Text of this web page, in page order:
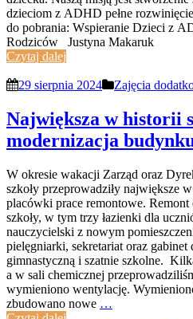
dzieciom z ADHD pełne
do pobrania: Wspieranie Dzieci z
Rodziców Justyna Makaruk
Czytaj dalej
29 sierpnia 2024 Zajęcia
Największa w historii
modernizacja
W okresie wakacji Zarząd oraz
szkoły przeprowadziły największe
placówki prace remontowe. Remont
szkoły, w tym trzy łazienki dla
nauczycielski z nowym
pielęgniarki, sekretariat oraz gabinet
gimnastyczną i szatnie szkolne.
a w sali chemicznej
wymieniono wentylację.
zbudowano nowe …